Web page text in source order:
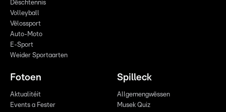
Dëschtennis
Volleyball
Vëlossport
Auto-Moto
E-Sport
Weider Sportaarten
Fotoen
Aktualitéit
Events a Fester
Spilleck
Allgemengwëssen
Musek Quiz